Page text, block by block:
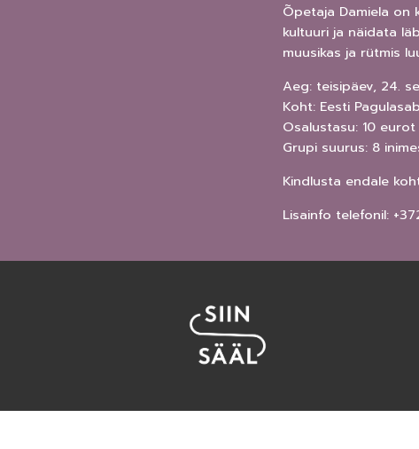
Õpetaja Damiela on
kultuuri ja näidata
muusikas ja rütmis
Aeg: teisipäev, 24.
Koht: Eesti
Osalustasu: 10 eurot
Grupi suurus: 8
Kindlusta endale
Lisainfo telefonil: